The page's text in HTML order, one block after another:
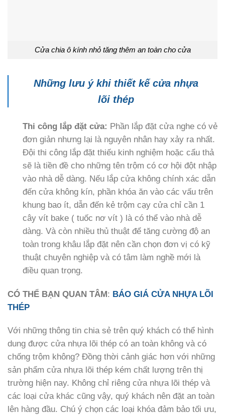
Cửa chia ô kính nhỏ tăng thêm an toàn cho cửa
Những lưu ý khi thiết kế cửa nhựa
lõi thép
Thi công lắp đặt cửa: Phần lắp đặt cửa nghe có vẻ
đơn giản nhưng lại là nguyên nhân hay xảy ra nhất.
Đội thi công lắp đặt thiếu kinh nghiệm hoặc cẩu thả
sẽ là tiền đề cho những tên trộm có cơ hội đột nhập
vào nhà dễ dàng. Nếu lắp cửa không chính xác dẫn
đến cửa không kín, phần khóa ăn vào các vấu trên
khung bao ít, dẫn đến kẻ trộm cạy cửa chỉ cần 1
cây vít bake ( tuốc nơ vít ) là có thể vào nhà dễ
dàng. Và còn nhiều thủ thuật để tăng cường độ an
toàn trong khâu lắp đặt nên cần chọn đơn vị có kỹ
thuật chuyên nghiệp và có tâm làm nghề mới là
điều quan trọng.
CÓ THỂ BẠN QUAN TÂM: BÁO GIÁ CỬA NHỰA LÕI
THÉP
Với những thông tin chia sẻ trên quý khách có thể hình
dung được cửa nhựa lõi thép có an toàn không và có
chống trộm không? Đồng thời cảnh giác hơn với những
sản phẩm cửa nhựa lõi thép kém chất lượng trên thị
trường hiện nay. Không chỉ riêng cửa nhựa lõi thép và
các loại cửa khác cũng vậy, quý khách nên đặt an toàn
lên hàng đầu. Chú ý chọn các loại khóa đảm bảo tối ưu,